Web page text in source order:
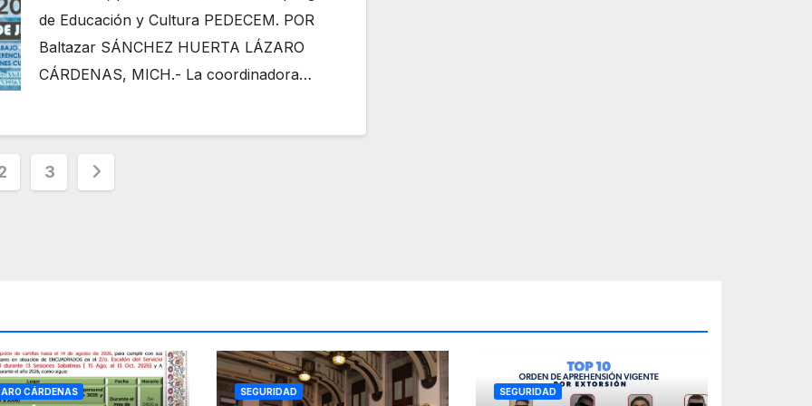
de Educación y Cultura PEDECEM. POR
Baltazar SÁNCHEZ HUERTA LÁZARO
CÁRDENAS, MICH.- La coordinadora…
3
CÁRDENAS SEGURIDAD SEGURIDAD